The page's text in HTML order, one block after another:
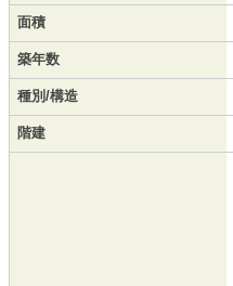
面積
築年数
種別/構造
階建